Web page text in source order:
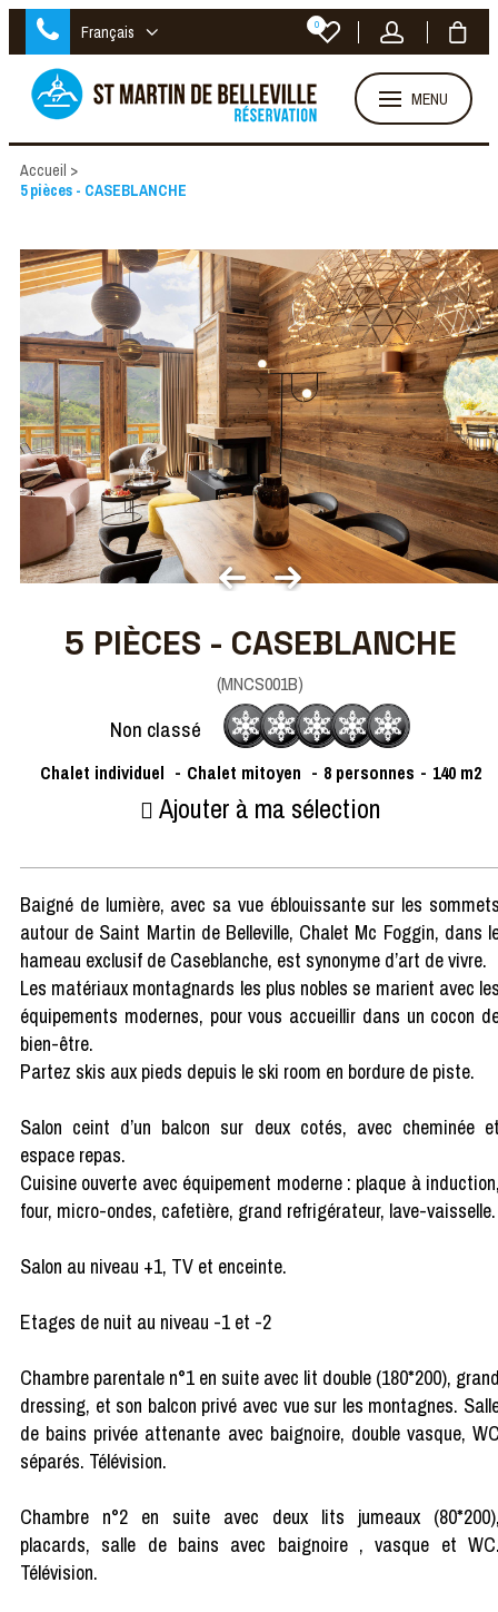
Français 0
MENU
Accueil >
5 pièces - CASEBLANCHE
5 PIÈCES - CASEBLANCHE
(MNCS001B)
Non classé
Chalet individuel Chalet mitoyen 8 personnes 140 m2
Ajouter à ma sélection
Baigné de lumière, avec sa vue éblouissante sur les
autour de Saint Martin de Belleville, Chalet Mc Foggin, dans
hameau exclusif de Caseblanche, est synonyme d’art de vivre.
Les matériaux montagnards les plus nobles se marient avec
équipements modernes, pour vous accueillir dans un cocon
bien-être.
Partez skis aux pieds depuis le ski room en bordure de piste.
Salon ceint d’un balcon sur deux cotés, avec cheminée
espace repas.
Cuisine ouverte avec équipement moderne : plaque à
four, micro-ondes, cafetière, grand refrigérateur, lave-vaisselle.
Salon au niveau +1, TV et enceinte.
Etages de nuit au niveau -1 et -2
Chambre parentale n°1 en suite avec lit double (180*200),
dressing, et son balcon privé avec vue sur les montagnes.
de bains privée attenante avec baignoire, double vasque,
séparés. Télévision.
Chambre n°2 en suite avec deux lits jumeaux
placards, salle de bains avec baignoire , vasque et
Télévision.